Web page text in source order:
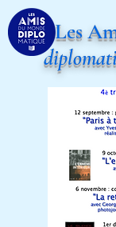
Les